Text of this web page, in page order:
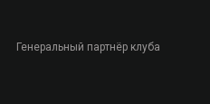
Генеральный партнёр клуба